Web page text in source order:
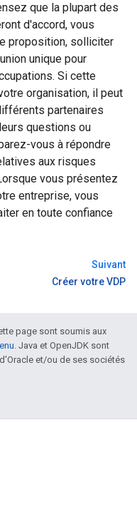
que la plupart des
d'accord, vous
proposition, solliciter
unique pour
Si cette
organisation, il peut
partenaires
questions ou
vous à répondre
aux risques
vous présentez
entreprise, vous
en toute confiance
Suivant
Créer votre VDP
page sont soumis aux
. Java et OpenJDK sont
et/ou de ses sociétés